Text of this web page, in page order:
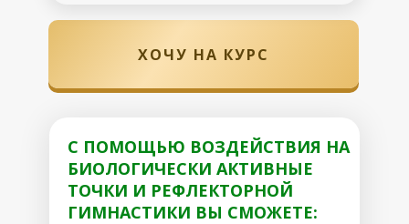
ХОЧУ НА КУРС
С ПОМОЩЬЮ ВОЗДЕЙСТВИЯ НА
БИОЛОГИЧЕСКИ АКТИВНЫЕ
ТОЧКИ И РЕФЛЕКТОРНОЙ
ГИМНАСТИКИ ВЫ СМОЖЕТЕ: